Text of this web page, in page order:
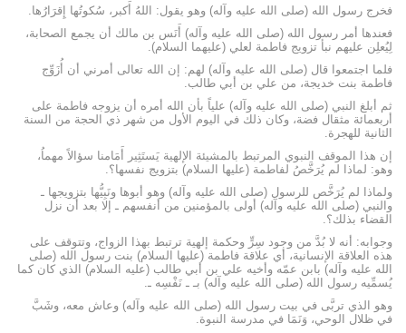
فخرج رسول الله (صلى الله عليه وآله) وهو يقول: اللهُ أَكبر، سُكوتُها إِقرَارُها.
فعندها أمر رسول الله (صلى الله عليه وآله) أَنَس بن مالك أن يجمع الصحابة،
لِيُعلِن عليهم نبأ تزويج فاطمة لعلي (عليهما السلام).
فلما اجتمعوا قال (صلى الله عليه وآله) لهم: إن الله تعالى أمرني أن أُزَوِّج
فاطمة بنت خديجة، من علي بن أبي طالب.
ثم أبلغ النبي (صلى الله عليه وآله) علياً بأن الله أمره أن يزوجه فاطمة على
أربعمائة مثقال فضة، وكان ذلك في اليوم الأول من شهر ذي الحجة من السنة
الثانية للهجرة.
إن هذا الموقف النبوي المرتبط بالمشيئة الإلهية يَستَثِير أَمَامنا سؤالاً مهماُ،
وهو: لماذا لم يُرَخَّصُ لفاطمة (عليها السلام) بتزويج نفسها؟.
ولماذا لم يُرَخَّص للرسول (صلى الله عليه وآله) وهو أبوها ونَبِيُّها بتزويجها ـ
والنبي (صلى الله عليه وآله) أولى بالمؤمنين من أنفسهم ـ إلا بعد أن نزل
القضاء بذلك؟.
وجوابه: أنه لا بُدَّ من وجود سِرٍّ وحكمة إلهية ترتبط بهذا الزواج، وتتوقف على
هذه العلاقة الإنسانية، أي علاقة فاطمة (عليها السلام) بنت رسول الله (صلى
الله عليه وآله) بابن عمّه وأخيه علي بن أبي طالب (عليه السلام) الذي كان كما
يُسمِّيه رسول الله (صلى الله عليه وآله) بـ ـ نَفْسِه ـ.
وهو الذي تربَّى في بيت رسول الله (صلى الله عليه وآله) وعاش معه، وشَبَّ
في ظلال الوحي، وَنَمَا في مدرسة النبوة.